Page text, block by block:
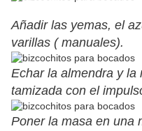
Añadir las yemas, el
varillas ( manuales).
Echar la almendra y la
tamizada con el
Poner la masa en una